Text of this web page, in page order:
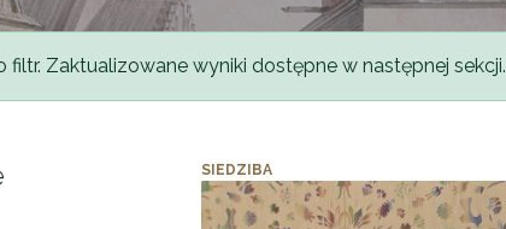
filtr. Zaktualizowane wyniki dostępne w następnej sekcji.
SIEDZIBA